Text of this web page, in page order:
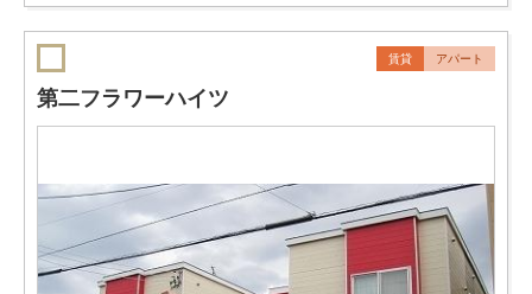
賃貸 アパート
第二フラワーハイツ